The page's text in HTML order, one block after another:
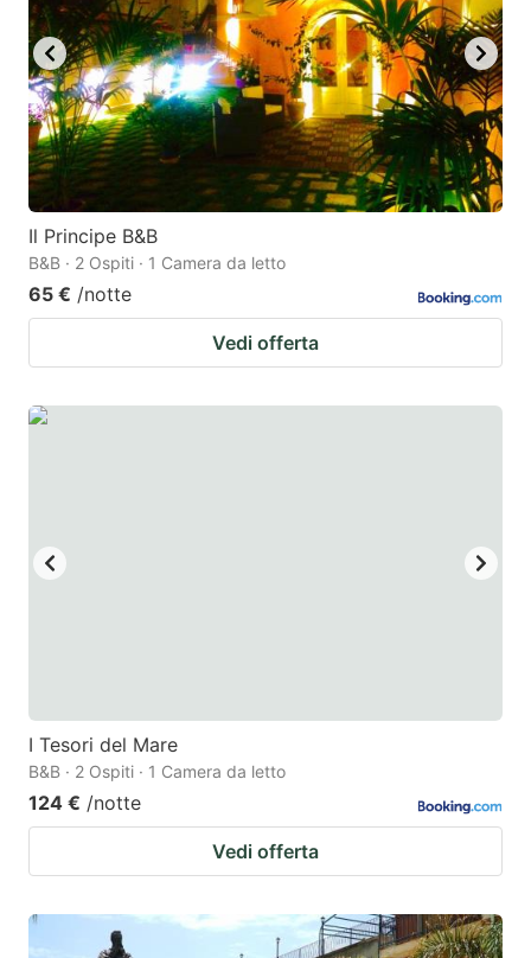
key
to
get
the
keyboard
shortcuts
for
changing
dates.
key
to
get
the
keyboard
shortcuts
Il Principe B&B
B&B · 2 Ospiti · 1 Camera da letto
65 € /notte
Vedi offerta
I Tesori del Mare
B&B · 2 Ospiti · 1 Camera da letto
124 € /notte
Vedi offerta